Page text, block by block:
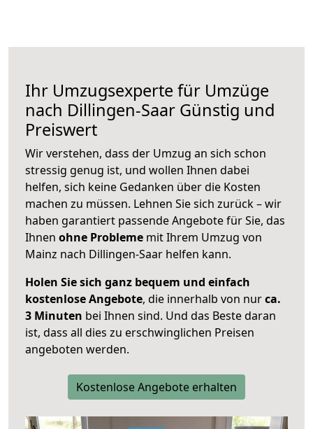
Ihr Umzugsexperte für Umzüge
nach Dillingen-Saar Günstig und
Preiswert
Wir verstehen, dass der Umzug an sich schon
stressig genug ist, und wollen Ihnen dabei
helfen, sich keine Gedanken über die Kosten
machen zu müssen. Lehnen Sie sich zurück – wir
haben garantiert passende Angebote für Sie, das
Ihnen ohne Probleme mit Ihrem Umzug von
Mainz nach Dillingen-Saar helfen kann.
Holen Sie sich ganz bequem und einfach
kostenlose Angebote, die innerhalb von nurca.
3 Minuten bei Ihnen sind. Und das Beste daran
ist, dass all dies zu erschwinglichen Preisen
angeboten werden.
Kostenlose Angebote erhalten